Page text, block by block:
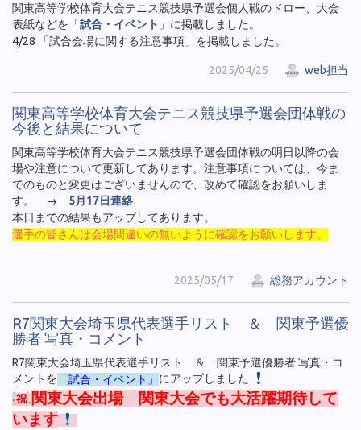
関東高等学校体育大会テニス競技県予選会個人戦のドロー、大会
表紙などを「試合・イベント 」に掲載しました。
4/28 「試合会場に関する注意事項」を掲載しました。
2025/04/25 web担当
関東高等学校体育大会テニス競技県予選会団体戦の
今後と結果について
関東高等学校体育大会テニス競技県予選会団体戦の明日以降の会
場や注意について更新してあります。注意事項については、今ま
でのものと変更はございませんので、改めて確認をお願いしま
す。 → 5月17日連絡
本日までの結果もアップしてあります。
選手の皆さんは会場間違いの無いように確認をお願いします。
2025/05/17 総務アカウント
R7関東大会埼玉県代表選手リスト ＆ 関東予選優
勝者 写真・コメント
R7関東大会埼玉県代表選手リスト ＆ 関東予選優勝者 写真・コ
メントを 「試合・イベント」 にアップしました
関東大会出場 関東大会でも大活躍期待して
います